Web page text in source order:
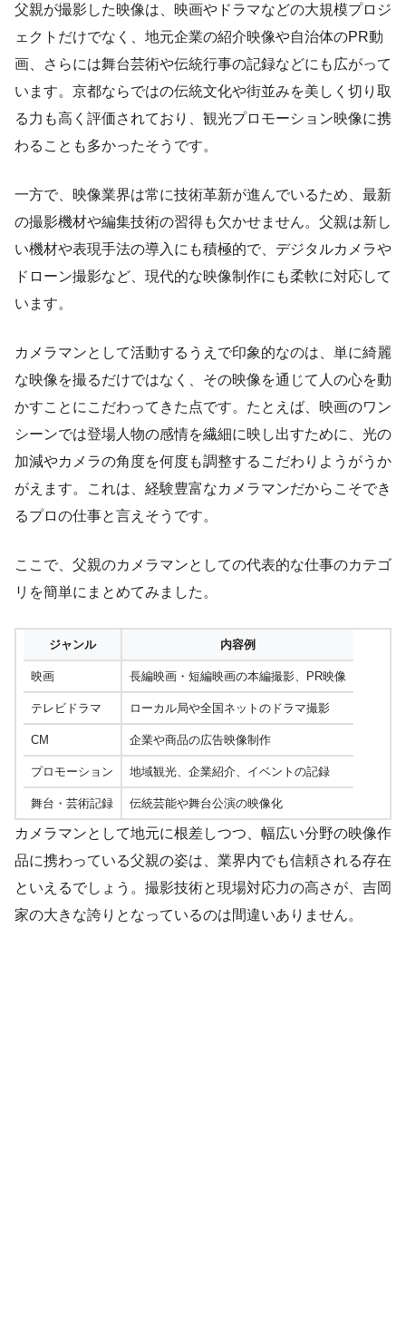
父親が撮影した映像は、映画やドラマなどの大規模プロジ
ェクトだけでなく、地元企業の紹介映像や自治体のPR動
画、さらには舞台芸術や伝統行事の記録などにも広がって
います。京都ならではの伝統文化や街並みを美しく切り取
る力も高く評価されており、観光プロモーション映像に携
わることも多かったそうです。
一方で、映像業界は常に技術革新が進んでいるため、最新
の撮影機材や編集技術の習得も欠かせません。父親は新し
い機材や表現手法の導入にも積極的で、デジタルカメラや
ドローン撮影など、現代的な映像制作にも柔軟に対応して
います。
カメラマンとして活動するうえで印象的なのは、単に綺麗
な映像を撮るだけではなく、その映像を通じて人の心を動
かすことにこだわってきた点です。たとえば、映画のワン
シーンでは登場人物の感情を繊細に映し出すために、光の
加減やカメラの角度を何度も調整するこだわりようがうか
がえます。これは、経験豊富なカメラマンだからこそでき
るプロの仕事と言えそうです。
ここで、父親のカメラマンとしての代表的な仕事のカテゴ
リを簡単にまとめてみました。
ジャンル 内容例
映画 長編映画・短編映画の本編撮影、PR映像
テレビドラマ ローカル局や全国ネットのドラマ撮影
CM 企業や商品の広告映像制作
プロモーション 地域観光、企業紹介、イベントの記録
舞台・芸術記録 伝統芸能や舞台公演の映像化
カメラマンとして地元に根差しつつ、幅広い分野の映像作
品に携わっている父親の姿は、業界内でも信頼される存在
といえるでしょう。撮影技術と現場対応力の高さが、吉岡
家の大きな誇りとなっているのは間違いありません。